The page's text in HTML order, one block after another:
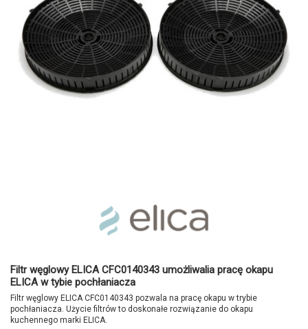
Filtr węglowy ELICA CFC0140343 umożliwalia pracę okapu
ELICA w tybie pochłaniacza
Filtr węglowy ELICA CFC0140343 pozwala na pracę okapu w trybie
pochłaniacza. Użycie filtrów to doskonałe rozwiązanie do okapu
kuchennego marki ELICA.